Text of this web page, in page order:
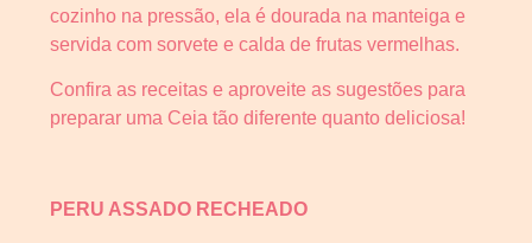
cozinho na pressão, ela é dourada na manteiga e
servida com sorvete e calda de frutas vermelhas.
Confira as receitas e aproveite as sugestões para
preparar uma Ceia tão diferente quanto deliciosa!
PERU ASSADO RECHEADO